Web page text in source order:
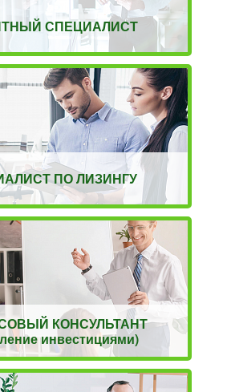
СПЕЦИАЛИСТ
ПО ЛИЗИНГУ
КОНСУЛЬТАНТ
инвестициями)